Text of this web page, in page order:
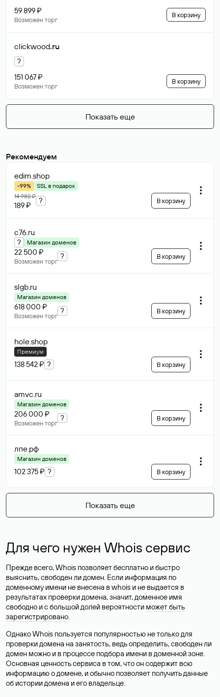
59 899 ₽
Возможен торг
В корзину
clickwood.ru
?
151 067 ₽
Возможен торг
В корзину
Показать еще
Рекомендуем
edim.shop
-99%
SSL в подарок
14 982 ₽
189 ₽
? В корзину
c76.ru
? Магазин доменов
22 500 ₽
Возможен торг
? В корзину
slgb.ru
Магазин доменов
618 000 ₽
Возможен торг
? В корзину
hole.shop
Премиум
138 542 ₽ ? В корзину
amvc.ru
Магазин доменов
206 000 ₽
Возможен торг
? В корзину
лпе.рф
Магазин доменов
102 375 ₽ ? В корзину
Показать еще
Для чего нужен Whois сервис
Прежде всего, Whois позволяет бесплатно и быстро
выяснить, свободен ли домен. Если информация по
доменному имени не внесена в whois и не выдается в
результатах проверки домена, значит, доменное имя
свободно и с большой долей вероятности может быть
зарегистрировано.
Однако Whois пользуется популярностью не только для
проверки домена на занятость, ведь определить, свободен ли
домен можно и в процессе подбора имени в доменной зоне.
Основная ценность сервиса в том, что он содержит всю
информацию о домене, и обычно позволяет получить данные
об истории домена и его владельце.